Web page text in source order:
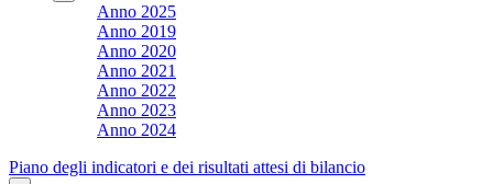
Anno 2025
Anno 2019
Anno 2020
Anno 2021
Anno 2022
Anno 2023
Anno 2024
Piano degli indicatori e dei risultati attesi di bilancio